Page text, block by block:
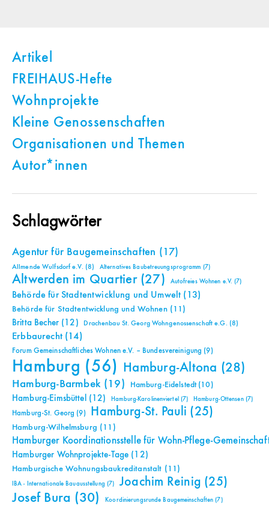
Artikel
FREIHAUS-Hefte
Wohnprojekte
Kleine Genossenschaften
Organisationen und Themen
Autor*innen
Schlagwörter
Agentur für Baugemeinschaften (17)
Allmende Wulfsdorf e.V. (8) Alternatives Baubetreuungsprogramm (7)
Altwerden im Quartier(27) Autofreies Wohnen e.V. (7)
Behörde für Stadtentwicklung und Umwelt (13)
Behörde für Stadtentwicklung und Wohnen(11)
Britta Becher(12) Drachenbau St. Georg Wohngenossenschaft e.G. (8)
Erbbaurecht(14)
Forum Gemeinschaftliches Wohnen e.V. – Bundesvereinigung (9)
Hamburg (56) Hamburg-Altona (28)
Hamburg-Barmbek(19) Hamburg-Eidelstedt(10)
Hamburg-Eimsbüttel (12) Hamburg-Karolinenviertel (7) Hamburg-Ottensen(7)
Hamburg-St. Georg (9) Hamburg-St. Pauli (25)
Hamburg-Wilhelmsburg (11)
Hamburger Koordinationsstelle für Wohn-Pflege-
Hamburger Wohnprojekte-Tage (12)
Hamburgische Wohnungsbaukreditanstalt (11)
IBA - Internationale Bauausstellung (7) Joachim Reinig (25)
Josef Bura (30) Koordinierungsrunde Baugemeinschaften (7)